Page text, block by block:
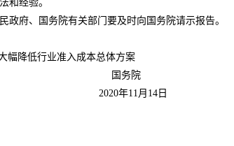
和经验。
政府、国务院有关部门要及时向国务院请示报告。
幅降低行业准入成本总体方案
国务院
2020年11月14日